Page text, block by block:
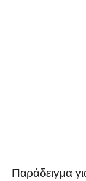
Παράδειγμα